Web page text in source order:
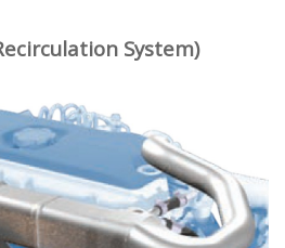
System)